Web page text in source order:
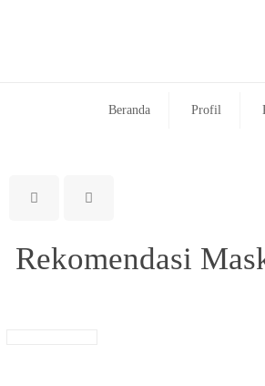
Beranda Profil
Rekomendasi